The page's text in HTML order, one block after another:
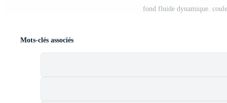
fond fluide dynamique.
Mots-clés associés